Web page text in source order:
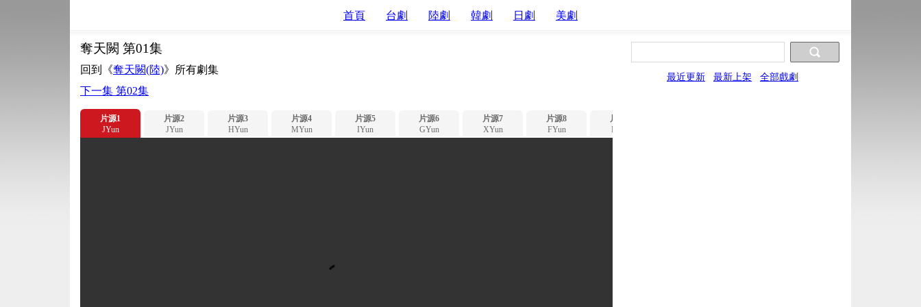
首頁 台劇 陸劇 韓劇 日劇 美劇
最近更新 最新上架 全部戲劇
奪天闕 第01集
回到《奪天闕(陸)》所有劇集
下一集 第02集
片源1
JYun
片源2
JYun
片源3
HYun
片源4
MYun
片源5
IYun
片源6
GYun
片源7
XYun
片源8
FYun
片源9
LYun